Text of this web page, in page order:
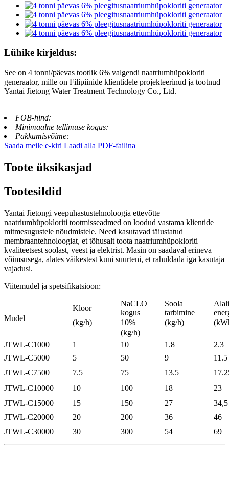
Lühike kirjeldus:
See on 4 tonni/päevas tootlik 6% valgendi naatriumhüpokloriti
generaator, mille on Filipiinide klientidele projekteerinud ja tootnud
Yantai Jietong Water Treatment Technology Co., Ltd.
FOB-hind:
Minimaalne tellimuse kogus:
Pakkumisvõime:
Saada meile e-kiri Laadi alla PDF-failina
Toote üksikasjad
Tootesildid
Yantai Jietongi veepuhastustehnoloogia ettevõtte
naatriumhüpokloriti tootmisseadmed on loodud vastama klientide
mitmesugustele nõudmistele. Need kasutavad täiustatud
membraantehnoloogiat, et tõhusalt toota naatriumhüpokloriti
kvaliteetsest soolast, veest ja elektrist. Masin on saadaval erineva
võimsusega, alates väikestest kuni suurteni, et rahuldada iga kasutaja
vajadusi.
Viitemudel ja spetsifikatsioon:
Mudel
Kloor
NaCLO
kogus
Soola
tarbimine
(kg/h)
10% (kg/h)
(kg/h)
JTWL-C1000
1 10 1.8
2.3
JTWL-C5000
5 50 9
11.5
JTWL-C7500
7.5 75 13.5
JTWL-C10000
10 100 18
23
JTWL-C15000
15 150 27
34,5
JTWL-C20000
20 200 36
46
JTWL-C30000
30 300 54 69